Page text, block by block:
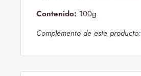
Contenido: 100g
Complemento de este producto: